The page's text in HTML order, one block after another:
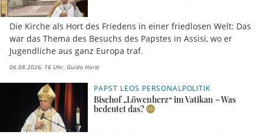
Die Kirche als Hort des Friedens in einer friedlosen Welt: Das
war das Thema des Besuchs des Papstes in Assisi, wo er
Jugendliche aus ganz Europa traf.
06.08.2026, 16 Uhr Guido Horst
PAPST LEOS PERSONALPOLITIK
Bischof „Löwenherz“ im Vatikan – Was
bedeutet das?